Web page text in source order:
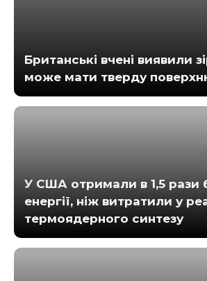
Британські вчені виявили
може мати тверду
У США отримали в 1,5 рази
енергії, ніж витратили у
термоядерного синтезу